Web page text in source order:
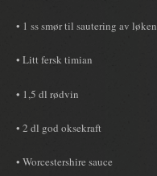
• 1 ss smør til sautering av løken
• Litt fersk timian
• 1,5 dl rødvin
• 2 dl god oksekraft
• Worcestershire sauce